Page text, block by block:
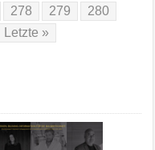
278 279
280
Letzte »